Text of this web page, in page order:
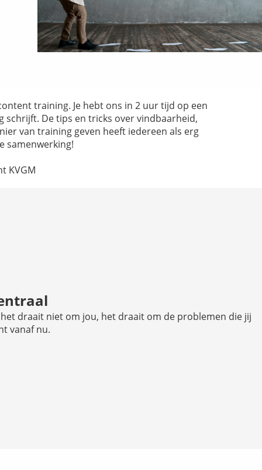
training. Je hebt ons in 2 uur tijd op een
schrijft. De tips en tricks over vindbaarheid,
van training geven heeft iedereen als erg
samenwerking!
KVGM
draait niet om jou, het draait om de problemen die jij
vanaf nu.